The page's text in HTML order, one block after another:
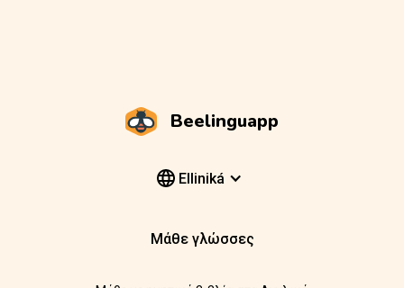
Beelinguapp
Elliniká
Μάθε γλώσσες